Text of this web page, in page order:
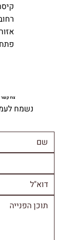
צרו קשר
נשמח
פתח-